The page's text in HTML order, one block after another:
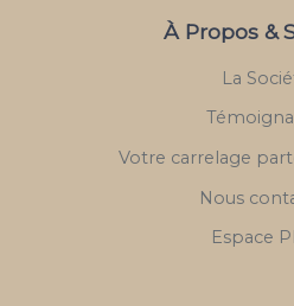
À Propos &
La
Votre carrelage
Nous
Espace